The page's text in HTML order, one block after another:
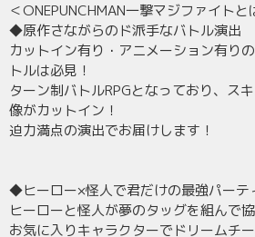
＜ONEPUNCHMAN一撃マジファイトと
◆原作さながらのド派手なバトル演出
カットイン有り・アニメーション有り
トルは必見！
ターン制バトルRPGとなっており、ス
像がカットイン！
迫力満点の演出でお届けします！
◆ヒーロー×怪人で君だけの最強パーテ
ヒーローと怪人が夢のタッグを組んで
お気に入りキャラクターでドリームチ